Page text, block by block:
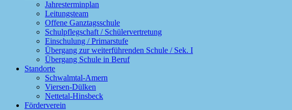
Jahresterminplan
Leitungsteam
Offene Ganztagsschule
Schulpflegschaft / Schülervertretung
Einschulung / Primarstufe
Übergang zur weiterführenden Schule / Sek. I
Übergang Schule in Beruf
Standorte
Schwalmtal-Amern
Viersen-Dülken
Nettetal-Hinsbeck
Förderverein